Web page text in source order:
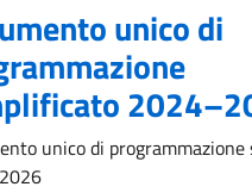
unico di
unico di